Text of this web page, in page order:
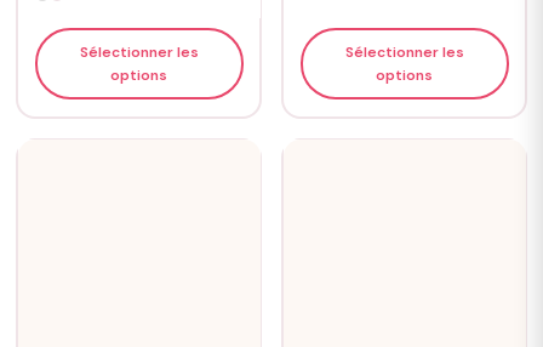
Sélectionner les
options
Sélectionner les
options